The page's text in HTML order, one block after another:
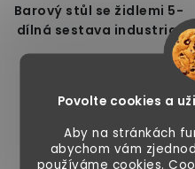
Povolte cookies a
Aby na stránkách
abychom vám
používáme cookies.
Barový stůl se židlemi 5-
dílná sestava industrial